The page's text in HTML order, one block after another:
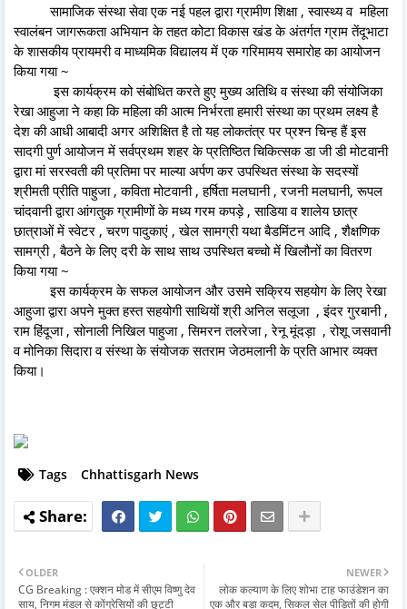
सामाजिक संस्था सेवा एक नई पहल द्वारा ग्रामीण शिक्षा , स्वास्थ्य व महिला
स्वालंबन जागरूकता अभियान के तहत कोटा विकास खंड के अंतर्गत ग्राम तेंदूभाटा
के शासकीय प्रायमरी व माध्यमिक विद्यालय में एक गरिमामय समारोह का आयोजन
किया गया ~
इस कार्यक्रम को संबोधित करते हुए मुख्य अतिथि व संस्था की संयोजिका
रेखा आहुजा ने कहा कि महिला की आत्म निर्भरता हमारी संस्था का प्रथम लक्ष्य है
देश की आधी आबादी अगर अशिक्षित है तो यह लोकतंत्र पर प्रश्न चिन्ह हैं इस
सादगी पुर्ण आयोजन में सर्वप्रथम शहर के प्रतिष्ठित चिकित्सक डा जी डी मोटवानी
द्वारा मां सरस्वती की प्रतिमा पर माल्या अर्पण कर उपस्थित संस्था के सदस्यों
श्रीमती प्रीति पाहुजा , कविता मोटवानी , हर्षिता मलघानी , रजनी मलघानी, रूपल
चांदवानी द्वारा आंगतुक ग्रामीणों के मध्य गरम कपड़े , साडिया व शालेय छात्र
छात्राओं में स्वेटर , चरण पादुकाएं , खेल सामग्री यथा बैडमिंटन आदि , शैक्षणिक
सामग्री , बैठने के लिए दरी के साथ साथ उपस्थित बच्चो में खिलौनों का वितरण
किया गया ~
इस कार्यक्रम के सफल आयोजन और उसमे सक्रिय सहयोग के लिए रेखा
आहुजा द्वारा अपने मुक्त हस्त सहयोगी साथियों श्री अनिल सलूजा , इंदर गुरबानी ,
राम हिंदूजा , सोनाली निखिल पाहुजा , सिमरन तलरेजा , रेनू मूंदड़ा , रोशू जसवानी
व मोनिका सिदारा व संस्था के संयोजक सतराम जेठमलानी के प्रति आभार व्यक्त
किया।
Tags Chhattisgarh News
NEWER
लोक कल्याण के लिए शोभा टाह फाउंडेशन का
एक और बड़ा कदम, सिकल सेल पीड़ितों की होगी
OLDER
CG Breaking : एक्शन मोड में सीएम विष्णु देव
साय, निगम मंडल से कोंग्रेसियों की छुट्टी